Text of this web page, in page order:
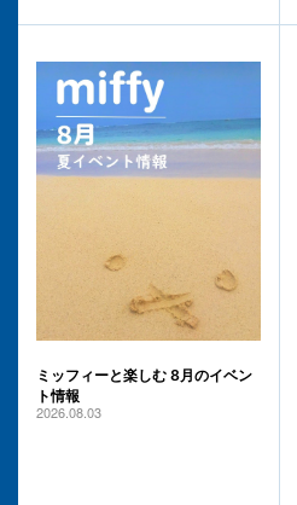
ミッフィーと楽しむ 8月のイベン
ト情報
2026.08.03